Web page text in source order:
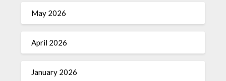
May 2026
April 2026
January 2026